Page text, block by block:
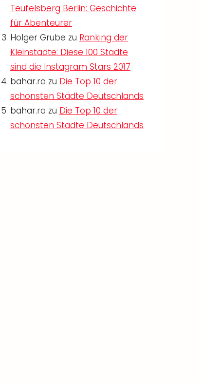
Teufelsberg Berlin: Geschichte
für Abenteurer
Holger Grube zu Ranking der
Kleinstädte: Diese 100 Städte
sind die Instagram Stars 2017
bahar.ra zu Die Top 10 der
schönsten Städte Deutschlands
bahar.ra zu Die Top 10 der
schönsten Städte Deutschlands